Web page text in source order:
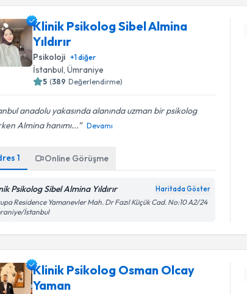
Klinik Psikolog Sibel Almina
Yıldırır
Psikoloji +1diğer
İstanbul ,Ümraniye
5 (389 Değerlendirme)
anadolu yakasında alanında uzman bir psikolog
Almina hanımı...
Devamı
1 Online Görüşme
Psikolog Sibel Almina Yıldırır Haritada Göster
Residence Yamanevler Mah. Dr Fazıl Küçük Cad. No:10 A2/24
İstanbul
Klinik Psikolog Osman Olcay
Yaman